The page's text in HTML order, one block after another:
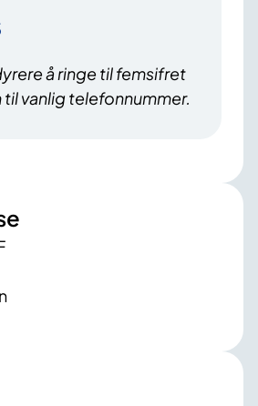
å ringe til femsifret
til vanlig telefonnummer.